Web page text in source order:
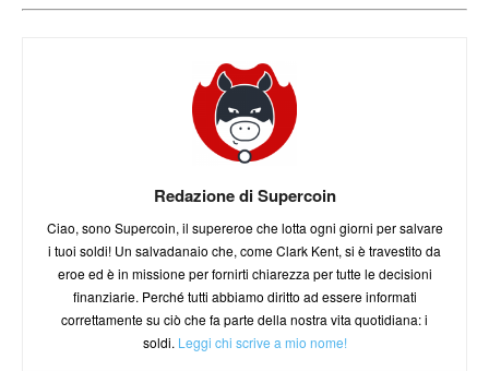
Redazione di Supercoin
Ciao, sono Supercoin, il supereroe che lotta ogni giorni per salvare
i tuoi soldi! Un salvadanaio che, come Clark Kent, si è travestito da
eroe ed è in missione per fornirti chiarezza per tutte le decisioni
finanziarie. Perché tutti abbiamo diritto ad essere informati
correttamente su ciò che fa parte della nostra vita quotidiana: i
soldi. Leggi chi scrive a mio nome!